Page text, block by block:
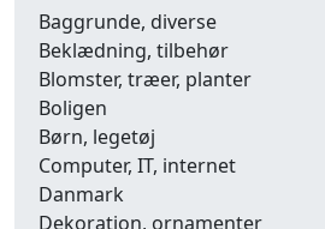
Baggrunde, diverse
Beklædning, tilbehør
Blomster, træer, planter
Boligen
Børn, legetøj
Computer, IT, internet
Danmark
Dekoration, ornamenter